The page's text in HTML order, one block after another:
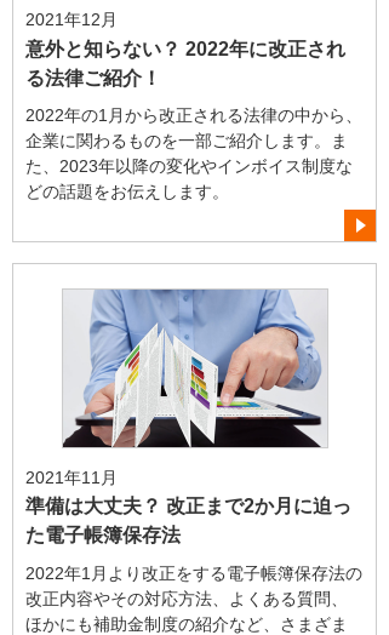
2021年12月
意外と知らない？ 2022年に改正され
る法律ご紹介！
2022年の1月から改正される法律の中から、
企業に関わるものを一部ご紹介します。ま
た、2023年以降の変化やインボイス制度な
どの話題をお伝えします。
2021年11月
準備は大丈夫？ 改正まで2か月に迫っ
た電子帳簿保存法
2022年1月より改正をする電子帳簿保存法の
改正内容やその対応方法、よくある質問、
ほかにも補助金制度の紹介など、さまざま